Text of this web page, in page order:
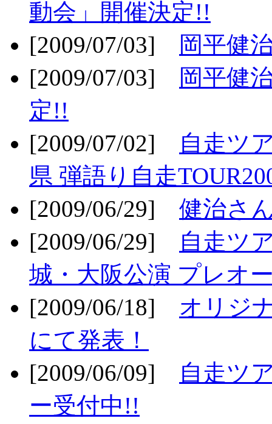
動会」開催決定!!
[2009/07/03]
岡平健
[2009/07/03]
岡平健
定!!
[2009/07/02]
自走ツ
県 弾語り自走
[2009/06/29] 健治さ
[2009/06/29]
自走ツ
城・大阪公演 プレオ
[2009/06/18] オリジ
にて発表！
[2009/06/09]
自走ツ
ー受付中!!